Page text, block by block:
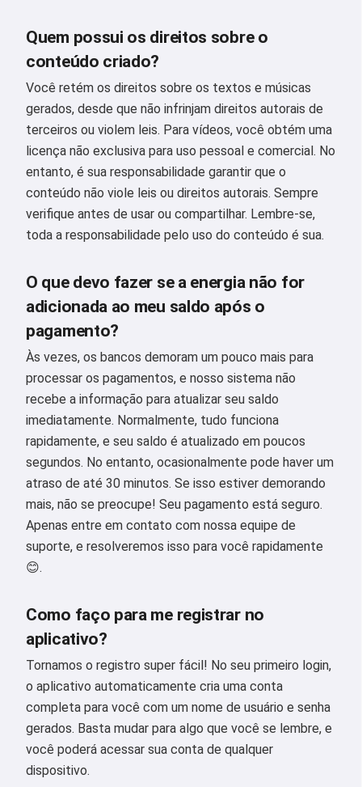
Quem possui os direitos sobre o
conteúdo criado?
Você retém os direitos sobre os textos e músicas
gerados, desde que não infrinjam direitos autorais de
terceiros ou violem leis. Para vídeos, você obtém uma
licença não exclusiva para uso pessoal e comercial. No
entanto, é sua responsabilidade garantir que o
conteúdo não viole leis ou direitos autorais. Sempre
verifique antes de usar ou compartilhar. Lembre-se,
toda a responsabilidade pelo uso do conteúdo é sua.
O que devo fazer se a energia não for
adicionada ao meu saldo após o
pagamento?
Às vezes, os bancos demoram um pouco mais para
processar os pagamentos, e nosso sistema não
recebe a informação para atualizar seu saldo
imediatamente. Normalmente, tudo funciona
rapidamente, e seu saldo é atualizado em poucos
segundos. No entanto, ocasionalmente pode haver um
atraso de até 30 minutos. Se isso estiver demorando
mais, não se preocupe! Seu pagamento está seguro.
Apenas entre em contato com nossa equipe de
suporte, e resolveremos isso para você rapidamente
😊.
Como faço para me registrar no
aplicativo?
Tornamos o registro super fácil! No seu primeiro login,
o aplicativo automaticamente cria uma conta
completa para você com um nome de usuário e senha
gerados. Basta mudar para algo que você se lembre, e
você poderá acessar sua conta de qualquer
dispositivo.